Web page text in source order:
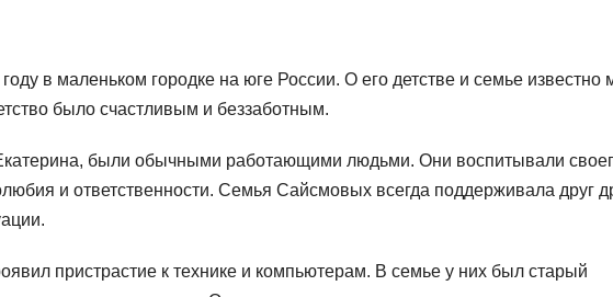
в маленьком городке на юге России. О его детстве и семье известно
было счастливым и беззаботным.
были обычными работающими людьми. Они воспитывали
и ответственности. Семья Сайсмовых всегда поддерживала друг
пристрастие к технике и компьютерам. В семье у них был старый